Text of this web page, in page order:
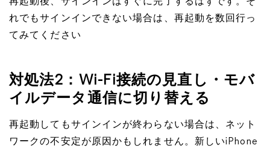
再起動後、サインインはすぐに完了するはずです。そ
れでもサインインできない場合は、再起動を数回行っ
てみてください
対処法2：Wi-Fi接続の見直し・モバ
イルデータ通信に切り替える
再起動してもサインインが終わらない場合は、ネット
ワークの不安定が原因かもしれません。新しいiPhone